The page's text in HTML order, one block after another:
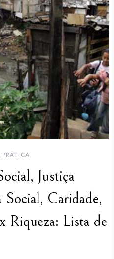
Justiça
Social, Caridade,
Riqueza: Lista de